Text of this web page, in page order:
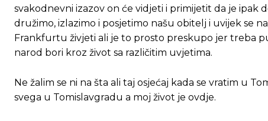
[wpuf_form id=”7463”]
[wpuf_form id=”7463”]
svakodnevni izazov on će vidjeti i primijetit da je
družimo, izlazimo i posjetimo našu obitelj i uvijek se
Frankfurtu živjeti ali je to prosto preskupo jer treba
narod bori kroz život sa različitim uvjetima.
Ne žalim se ni na šta ali taj osjećaj kada se vratim u
svega u Tomislavgradu a moj život je ovdje.